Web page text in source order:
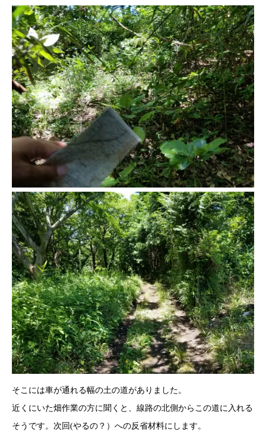
そこには車が通れる幅の土の道がありました。
近くにいた畑作業の方に聞くと、線路の北側からこの道に入れる
そうです。次回(やるの？）への反省材料にします。